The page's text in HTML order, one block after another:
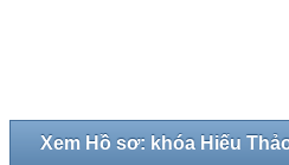
Xem Hồ sơ: khóa Hiếu